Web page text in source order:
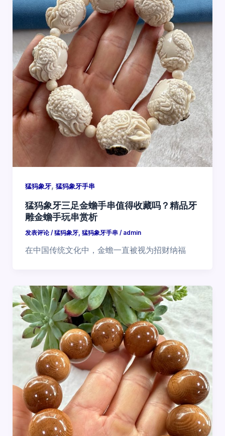
猛犸象牙, 猛犸象牙手串
猛犸象牙三足金蟾手串值得收藏吗？精品牙
雕金蟾手玩串赏析
发表评论 / 猛犸象牙, 猛犸象牙手串 / admin
在中国传统文化中，金蟾一直被视为招财纳福